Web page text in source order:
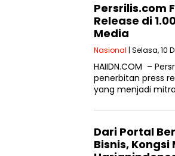
Persrilis.com
Release di
Media
Nasional | Selasa, 10
HAIIDN.COM –
penerbitan press
yang menjadi
Dari Portal
Bisnis,